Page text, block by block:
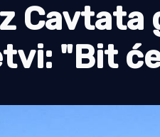
Cavtata
"Bit